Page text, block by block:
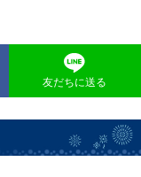
友だちに送る